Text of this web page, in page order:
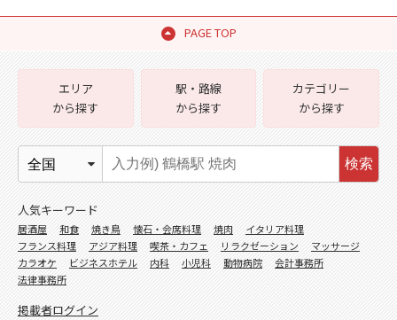
PAGE TOP
エリア
から探す
駅・路線
から探す
カテゴリー
から探す
検索
人気キーワード
居酒屋 和食 焼き鳥 懐石・会席料理 焼肉
イタリア料理
フランス料理
アジア料理 喫茶・カフェ リラクゼーション
マッサージ
カラオケ
ビジネスホテル 内科 小児科 動物病院
会計事務所
法律事務所
掲載者ログイン